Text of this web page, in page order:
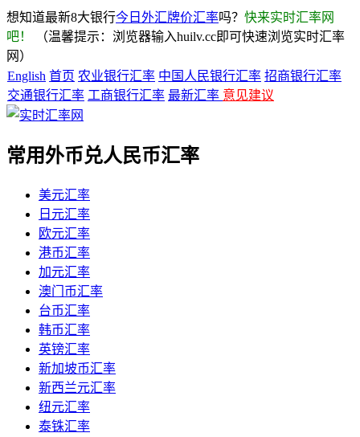
想知道最新8大银行今日外汇牌价汇率吗？ 快来实时汇率网
吧！
（温馨提示：浏览器输入huilv.cc即可快速浏览实时汇率
网）
English 首页 农业银行汇率 中国人民银行汇率 招商银行汇率
交通银行汇率 工商银行汇率 最新汇率 意见建议
常用外币兑人民币汇率
美元汇率
日元汇率
欧元汇率
港币汇率
加元汇率
澳门币汇率
台币汇率
韩币汇率
英镑汇率
新加坡币汇率
新西兰元汇率
纽元汇率
泰铢汇率